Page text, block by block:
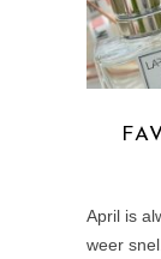
April is
weer